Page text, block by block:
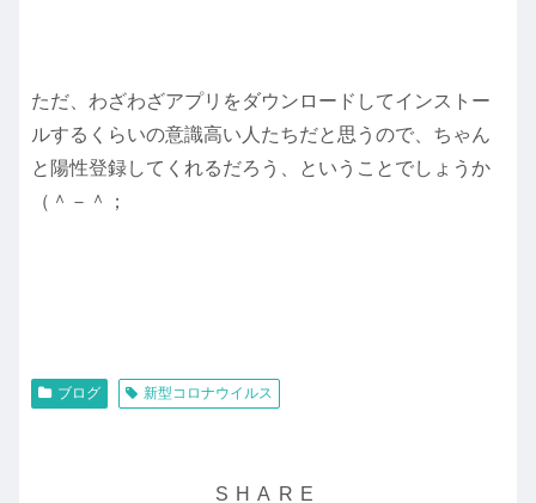
ただ、わざわざアプリをダウンロードしてインストー
ルするくらいの意識高い人たちだと思うので、ちゃん
と陽性登録してくれるだろう、ということでしょうか
（＾－＾；
ブログ 新型コロナウイルス